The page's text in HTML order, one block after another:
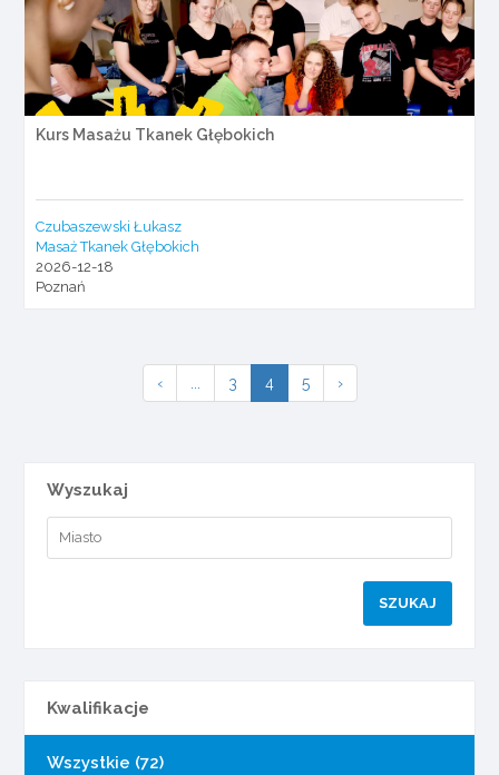
Kurs Masażu Tkanek Głębokich
Czubaszewski Łukasz
Masaż Tkanek Głębokich
2026-12-18
Poznań
‹ 3 4 5 ›
Wyszukaj
Kwalifikacje
Wszystkie (72)